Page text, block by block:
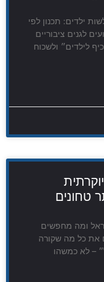
ילדים: תכנון לפי
לגנים ציבוריים
לילדים״ ולשכוח
טחונים
ומה מחפשים
את כל מה שקורה
– לא כמשהו